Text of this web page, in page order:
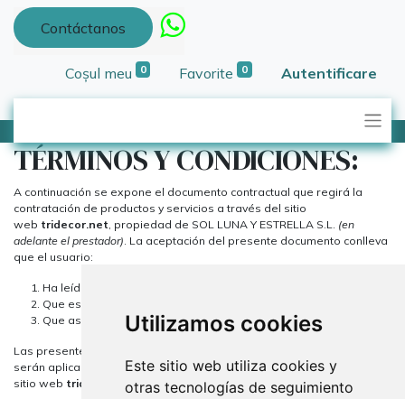
Utilizamos cookies
Este sitio web utiliza cookies y
otras tecnologías de seguimiento
Contáctanos
Coșul meu 0 Favorite 0 Autentificare
TÉRMINOS Y CONDICIONES:
A continuación se expone el documento contractual que regirá la
contratación de productos y servicios a través del sitio
web tridecor.net, propiedad de SOL LUNA Y ESTRELLA S.L. (en
adelante el prestador). La aceptación del presente documento conlleva
que el usuario:
Ha leído, entiende y comprende lo aquí expuesto.
Que es una persona con capacidad suficiente para contratar.
Que asume todas las obligaciones aquí dispuestas.
Las presentes condiciones tendrán un periodo de validez indefinido y
serán aplicables a todas las contrataciones realizadas a través del
sitio web tridecor.net,del prestador.